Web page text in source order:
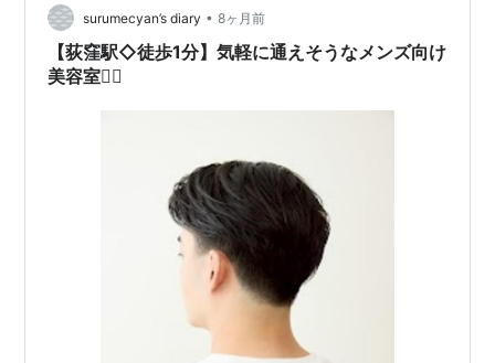
けどなかなか行けてない…。 美容院は好きだけど通うの
が苦手。なんでだろう。 今日はマツパにも行けた。これ
は毎月ちゃんと通えてる。 まつ毛上が…
surumecyan’s diary • 8ヶ月前
【荻窪駅◇徒歩1分】気軽に通えそうなメンズ向け
美容室💇‍♂️